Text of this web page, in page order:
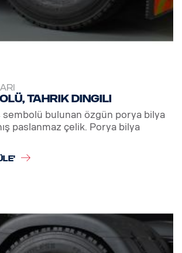
tahrik dingili
sembolü bulunan özgün porya bilya
paslanmaz çelik. Porya bilya